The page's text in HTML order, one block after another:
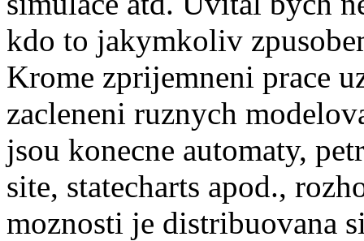
kdo to jakymkoliv
Krome zprijemneni prace
zacleneni ruznych
jsou konecne automaty,
site, statecharts apod.,
moznosti je distribuovana